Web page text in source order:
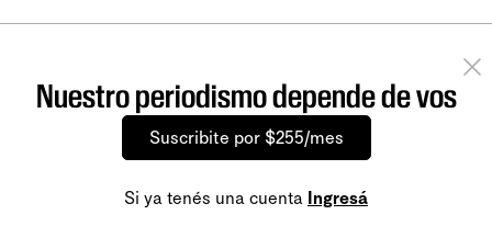
Nuestro periodismo depende de vos
Suscribite por $255/mes
Si ya tenés una cuenta Ingresá